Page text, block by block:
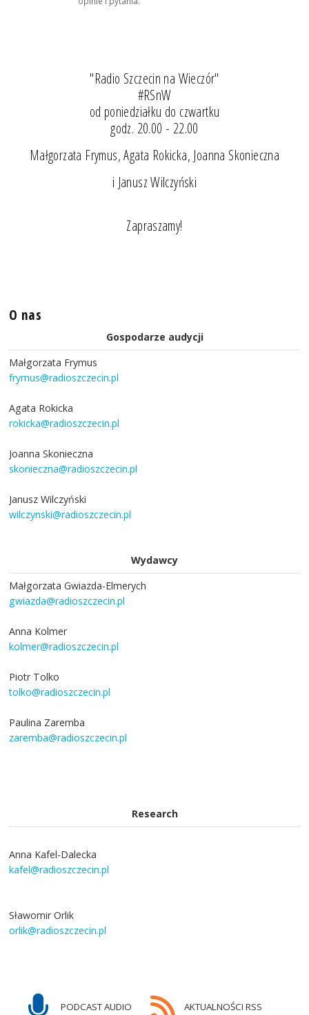
"Radio Szczecin na Wieczór"
#RSnW
od poniedziałku do czwartku
godz. 20.00 - 22.00
Małgorzata Frymus, Agata Rokicka, Joanna Skonieczna
i Janusz Wilczyński
Zapraszamy!
O nas
Gospodarze audycji
Małgorzata Frymus
frymus@radioszczecin.pl
Agata Rokicka
rokicka@radioszczecin.pl
Joanna Skonieczna
skonieczna@radioszczecin.pl
Janusz Wilczyński
wilczynski@radioszczecin.pl
Wydawcy
Małgorzata Gwiazda-Elmerych
gwiazda@radioszczecin.pl
Anna Kolmer
kolmer@radioszczecin.pl
Piotr Tolko
tolko@radioszczecin.pl
Paulina Zaremba
zaremba@radioszczecin.pl
Research
Anna Kafel-Dalecka
kafel@radioszczecin.pl
Sławomir Orlik
orlik@radioszczecin.pl
PODCAST AUDIO AKTUALNOŚCI RSS